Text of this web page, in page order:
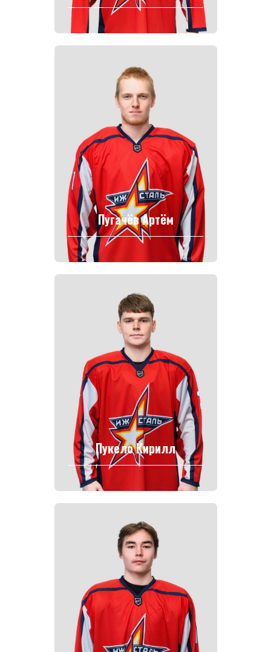
Пугачёв Артём
Пукело Кирилл
Политика конфиденциальности
Согласие на обработку персональных данных